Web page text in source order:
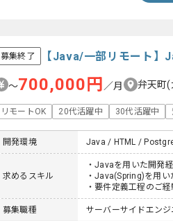
募集終了 【Java/一部リモート】
〜700,000円 ／月 弁天町(
リモートOK 20代活躍中 30代活躍中
開発環境 Java / HTML /
求めるスキル
・Javaを用いた開発
・Java(Spring)を用い
・要件定義工程のご経
募集職種 サーバーサイドエンジ